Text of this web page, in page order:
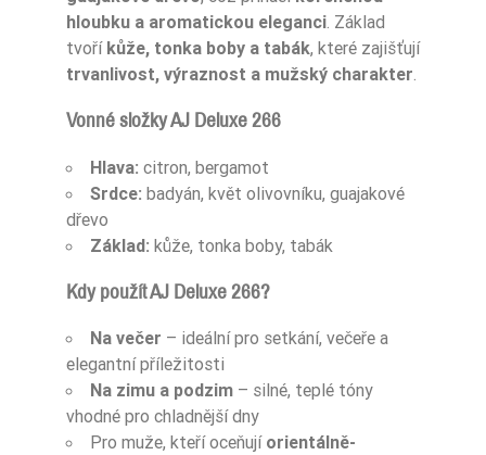
hloubku a aromatickou eleganci. Základ
tvoří kůže, tonka boby a tabák, které zajišťují
trvanlivost, výraznost a mužský charakter.
Vonné složky AJ Deluxe 266
Hlava: citron, bergamot
Srdce: badyán, květ olivovníku, guajakové
dřevo
Základ: kůže, tonka boby, tabák
Kdy použít AJ Deluxe 266?
Na večer – ideální pro setkání, večeře a
elegantní příležitosti
Na zimu a podzim – silné, teplé tóny
vhodné pro chladnější dny
Pro muže, kteří oceňují orientálně-